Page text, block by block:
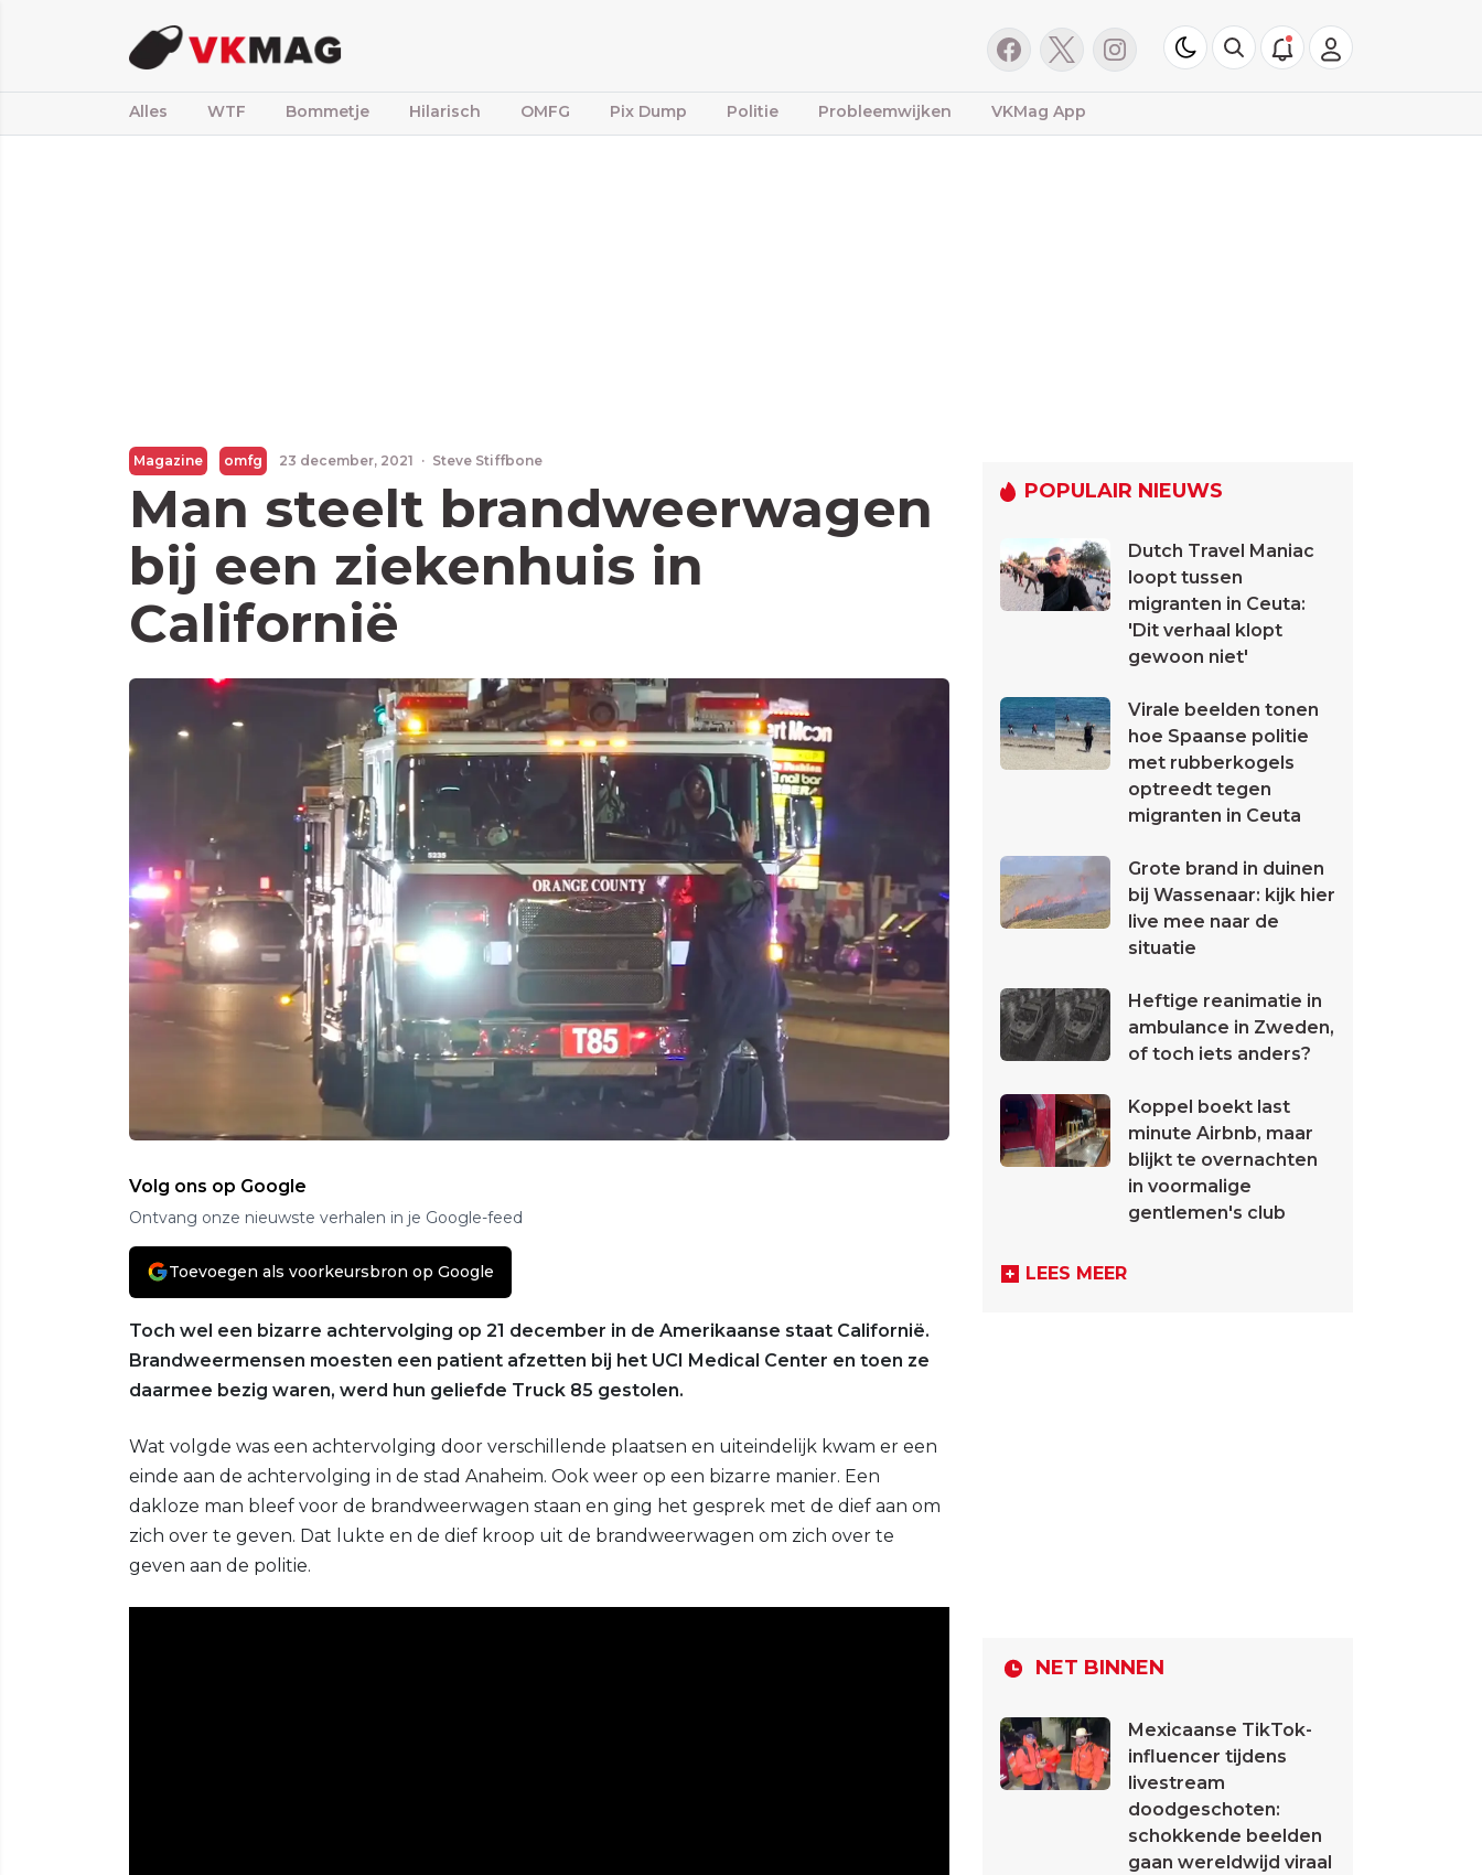
Alles WTF Bommetje Hilarisch OMFG Pix Dump Politie Probleemwijken VKMag App
Magazine omfg 23 december, 2021 · Steve Stiffbone
Man steelt brandweerwagen
bij een ziekenhuis in
Californië
Volg ons op Google
Ontvang onze nieuwste verhalen in je Google-feed
Toevoegen als voorkeursbron op Google
Toch wel een bizarre achtervolging op 21 december in de Amerikaanse staat Californië.
Brandweermensen moesten een patient afzetten bij het UCI Medical Center en toen ze
daarmee bezig waren, werd hun geliefde Truck 85 gestolen.
Wat volgde was een achtervolging door verschillende plaatsen en uiteindelijk kwam er een
einde aan de achtervolging in de stad Anaheim. Ook weer op een bizarre manier. Een
dakloze man bleef voor de brandweerwagen staan en ging het gesprek met de dief aan om
zich over te geven. Dat lukte en de dief kroop uit de brandweerwagen om zich over te
geven aan de politie.
POPULAIR NIEUWS
Dutch Travel Maniac
loopt tussen
migranten in Ceuta:
'Dit verhaal klopt
gewoon niet'
Virale beelden tonen
hoe Spaanse politie
met rubberkogels
optreedt tegen
migranten in Ceuta
Grote brand in duinen
bij Wassenaar: kijk hier
live mee naar de
situatie
Heftige reanimatie in
ambulance in Zweden,
of toch iets anders?
Koppel boekt last
minute Airbnb, maar
blijkt te overnachten
in voormalige
gentlemen's club
LEES MEER
NET BINNEN
Mexicaanse TikTok-
influencer tijdens
livestream
doodgeschoten:
schokkende beelden
gaan wereldwijd viraal